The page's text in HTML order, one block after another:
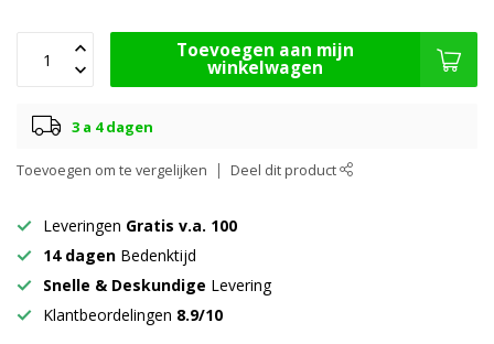
Toevoegen aan mijn
winkelwagen
3 a 4 dagen
Toevoegen om te vergelijken Deel dit product
Leveringen Gratis v.a. 100
14 dagen Bedenktijd
Snelle & Deskundige Levering
Klantbeordelingen 8.9/10